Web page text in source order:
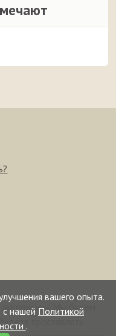
вашего опыта.
с нашей Политикой
.
материалы. Мы будем
проставлять